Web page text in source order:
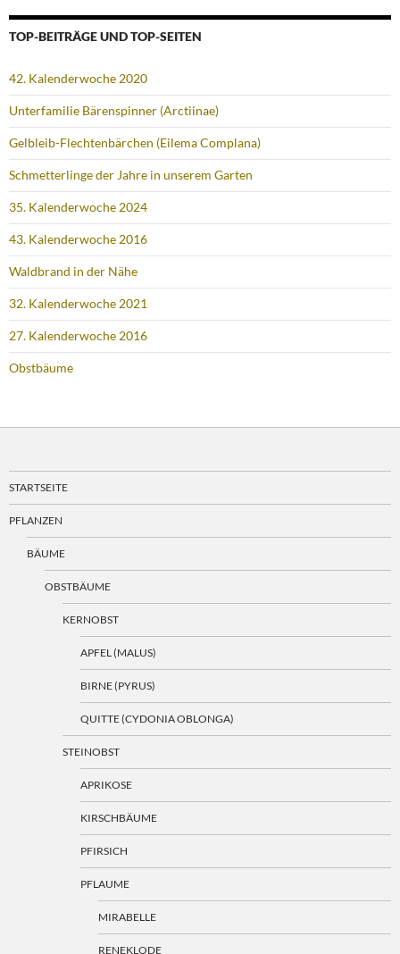
TOP-BEITRÄGE UND TOP-SEITEN
42. Kalenderwoche 2020
Unterfamilie Bärenspinner (Arctiinae)
Gelbleib-Flechtenbärchen (Eilema Complana)
Schmetterlinge der Jahre in unserem Garten
35. Kalenderwoche 2024
43. Kalenderwoche 2016
Waldbrand in der Nähe
32. Kalenderwoche 2021
27. Kalenderwoche 2016
Obstbäume
STARTSEITE
PFLANZEN
BÄUME
OBSTBÄUME
KERNOBST
APFEL (MALUS)
BIRNE (PYRUS)
QUITTE (CYDONIA OBLONGA)
STEINOBST
APRIKOSE
KIRSCHBÄUME
PFIRSICH
PFLAUME
MIRABELLE
RENEKLODE